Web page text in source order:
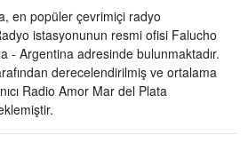
en popüler çevrimiçi radyo
istasyonunun resmi ofisi Falucho
- Argentina adresinde bulunmaktadır.
derecelendirilmiş ve ortalama
Radio Amor Mar del Plata